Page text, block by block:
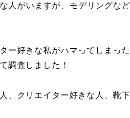
人がいますが、モデリングな
ー好きな私がハマってしまっ
調査しました！
、クリエイター好きな人、靴